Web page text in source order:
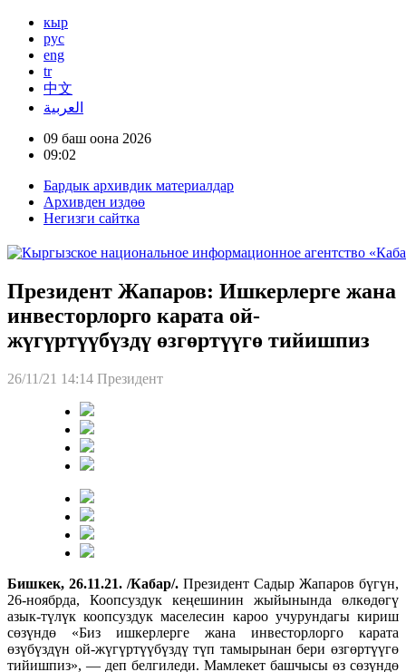
кыр
рус
eng
tr
中文
العربية
09 баш оона 2026
09:02
Бардык архивдик материалдар
Архивден издөө
Негизги сайтка
Президент Жапаров: Ишкерлерге жана
инвесторлорго карата ой-
жүгүртүүбүздү өзгөртүүгө тийишпиз
26/11/21 14:14 Президент
Бишкек, 26.11.21. /Кабар/. Президент Садыр Жапаров бүгүн,
26-ноябрда, Коопсуздук кеңешинин жыйынында өлкөдөгү
азык-түлүк коопсуздук маселесин кароо учурундагы кириш
сөзүндө «Биз ишкерлерге жана инвесторлорго карата
өзүбүздүн ой-жүгүртүүбүздү түп тамырынан бери өзгөртүүгө
тийишпиз», — деп белгиледи. Мамлекет башчысы өз сөзүндө